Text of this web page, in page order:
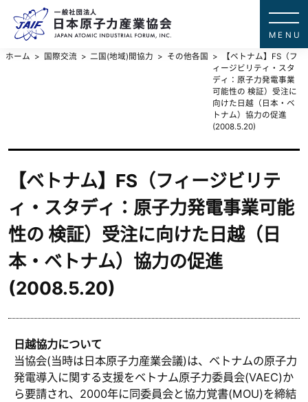
ホーム 国際交流 二国(地域)間協力 その他各国
【ベトナム】FS（フ
ィージビリティ・スタ
ディ：原子力発電事業
可能性の 検証）受注に
向けた日越（日本・ベ
トナム）協力の促進
(2008.5.20)
【ベトナム】FS（フィージビリテ
ィ・スタディ：原子力発電事業可能
性の 検証）受注に向けた日越（日
本・ベトナム）協力の促進
(2008.5.20)
日越協力について
当協会(当時は日本原子力産業会議)は、ベトナムの原子力
発電導入に関する支援をベトナム原子力委員会(VAEC)か
ら要請され、2000年に同委員会と協力覚書(MOU)を締結